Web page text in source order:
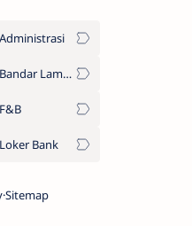
Administrasi
Bandar Lampung
F&B
Loker Bank
Sitemap